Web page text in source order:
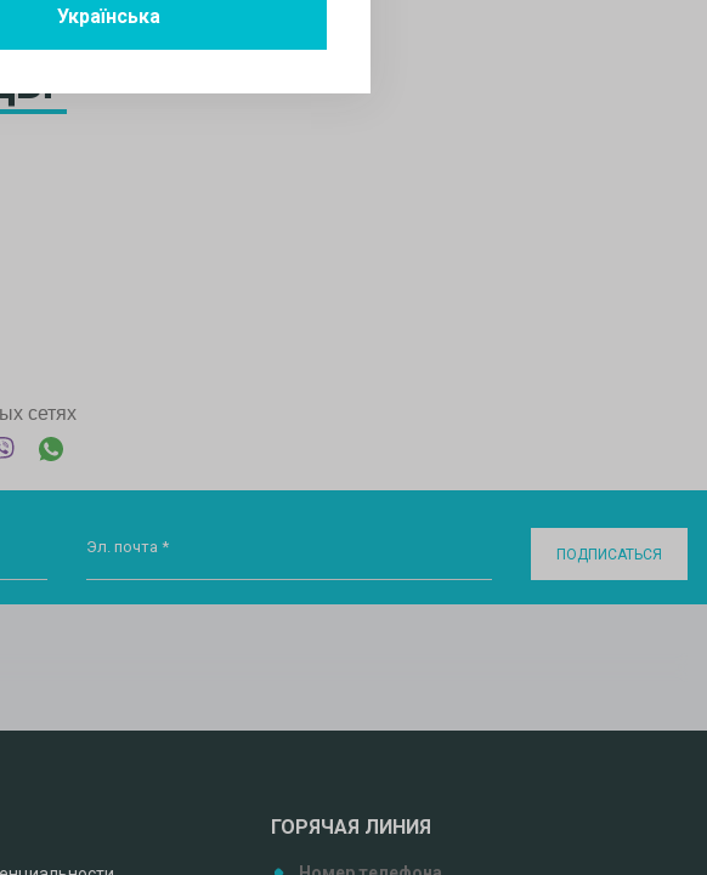
Українська
сетях
Эл. почта * ПОДПИСАТЬСЯ
ГОРЯЧАЯ ЛИНИЯ